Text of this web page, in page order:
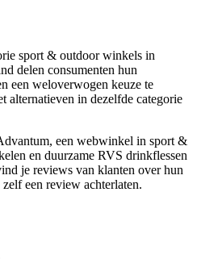
sport & outdoor winkels in
delen consumenten hun
een weloverwogen keuze te
alternatieven in dezelfde categorie
een webwinkel in sport &
en duurzame RVS drinkflessen
je reviews van klanten over hun
een review achterlaten.